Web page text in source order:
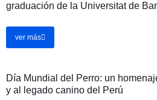
graduación de la Universitat de
ver más
Día Mundial del Perro: un
y al legado canino del Perú